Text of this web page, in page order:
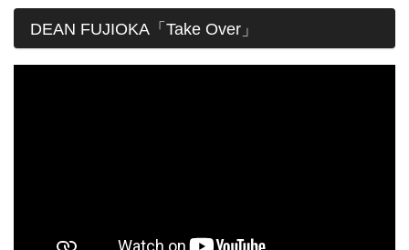
DEAN FUJIOKA「Take Over」